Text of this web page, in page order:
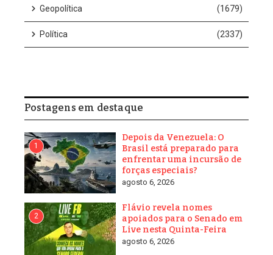
Geopolítica (1679)
Política (2337)
Postagens em destaque
1
Depois da Venezuela: O
Brasil está preparado para
enfrentar uma incursão de
forças especiais?
agosto 6, 2026
2
Flávio revela nomes
apoiados para o Senado em
Live nesta Quinta-Feira
agosto 6, 2026